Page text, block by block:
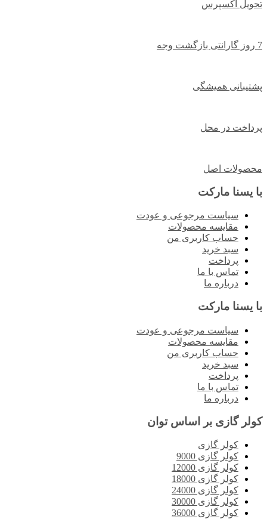
تحویل اکسپرس
7 روز گارانتی بازگشت وجه
پشتیبانی همیشگی
پرداخت در محل
محصولات اصل
با یسنا مارکت
سیاست مرجوعی و عودت
مقایسه محصولات
حساب کاربری من
سبد خرید
پرداخت
تماس با ما
درباره ما
با یسنا مارکت
سیاست مرجوعی و عودت
مقایسه محصولات
حساب کاربری من
سبد خرید
پرداخت
تماس با ما
درباره ما
کولر گازی بر اساس توان
کولر گازی
کولر گازی 9000
کولر گازی 12000
کولر گازی 18000
کولر گازی 24000
کولر گازی 30000
کولر گازی 36000